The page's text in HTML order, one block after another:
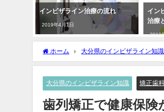
インビザライン治療の流れ
2019年4月1日
イン
治療
2019
ホーム 大分県のインビザライン知識
大分県のインビザライン知識 矯正歯
歯列矯正で健康保険